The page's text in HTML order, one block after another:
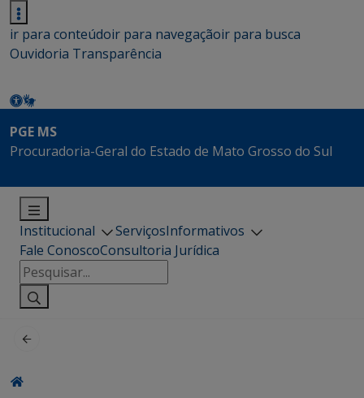
ir para conteúdoir para navegaçãoir para busca
Ouvidoria Transparência
PGE MS
Procuradoria-Geral do Estado de Mato Grosso do Sul
Institucional ServiçosInformativos
Fale ConoscoConsultoria Jurídica
Pesquisar
por: